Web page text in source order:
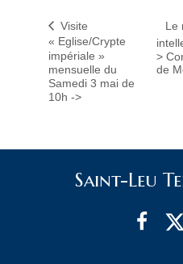
Visite
« Eglise/Crypte
impériale »
mensuelle du
Samedi 3 mai de
10h ->
Le
>
de
Saint-Leu